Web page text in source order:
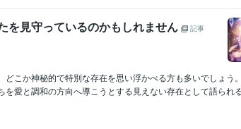
を見守っているのかもしれません
記事
どこか神秘的で特別な存在を思い浮かべる方も多いでしょう
愛と調和の方向へ導こうとする見えない存在として語られ